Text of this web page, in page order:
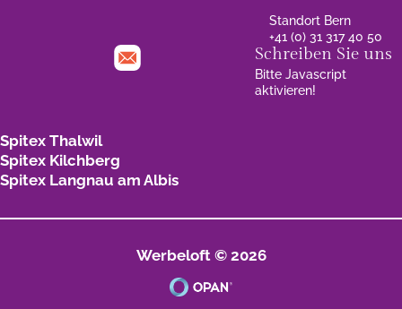
Standort Bern
+41 (0) 31 317 40 50
Schreiben Sie uns
Bitte Javascript
aktivieren!
Spitex Thalwil
Spitex Kilchberg
Spitex Langnau am Albis
Werbeloft © 2026